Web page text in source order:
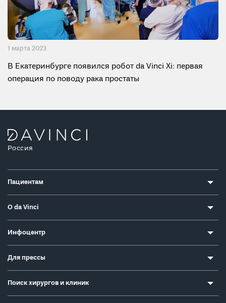
1 мартa 2023
В Екатеринбурге появился робот da Vinci Xi: первая
операция по поводу рака простаты
Россия
Пациентам
О da Vinci
Инфоцентр
Для прессы
Поиск хирургов и клиник